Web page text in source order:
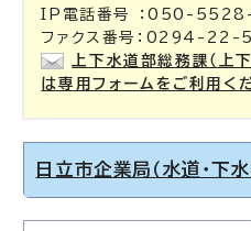
IP電話番号 ：050-
ファクス番号：0294-22-
上下水道部総務課（上
は専用フォームをご利用くだ
日立市企業局（水道・下水